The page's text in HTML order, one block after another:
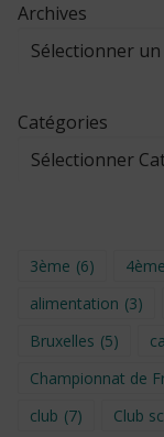
Archives
Catégories
3ème (6) 4ème
alimentation (3)
Bruxelles (5)
Championnat de
club (7) Club